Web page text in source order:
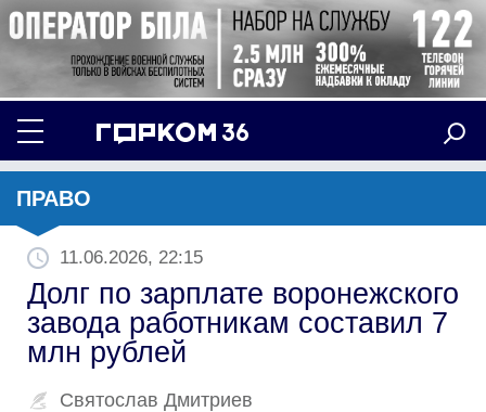
ПРАВО
11.06.2026, 22:15
Долг по зарплате воронежского
завода работникам составил 7
млн рублей
Святослав Дмитриев